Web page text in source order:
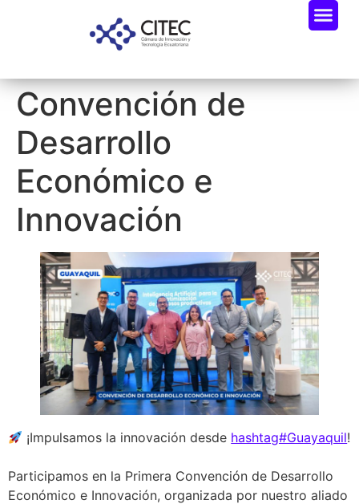
Convención de
Desarrollo
Económico e
Innovación
¡Impulsamos la innovación desde hashtag#Guayaquil!
Participamos en la Primera Convención de Desarrollo
Económico e Innovación, organizada por nuestro aliado